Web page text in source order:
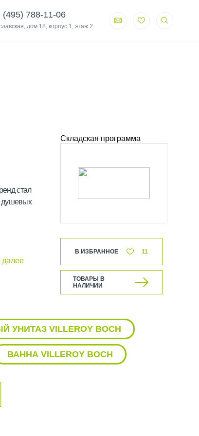
(495) 788-11-06
дом 18, корпус 1, этаж 2
стал
душевых
до удобных
далее
Складская программа
В ИЗБРАННОЕ 11
ТОВАРЫ В
НАЛИЧИИ
VILLEROY BOCH
ВАННА VILLEROY BOCH
ПОДСВЕТКОЙ VILLEROY BOCH